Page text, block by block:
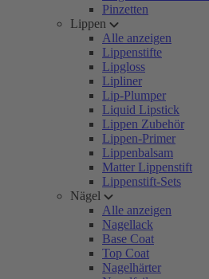
Pinzetten
Lippen
Alle anzeigen
Lippenstifte
Lipgloss
Lipliner
Lip-Plumper
Liquid Lipstick
Lippen Zubehör
Lippen-Primer
Lippenbalsam
Matter Lippenstift
Lippenstift-Sets
Nägel
Alle anzeigen
Nagellack
Base Coat
Top Coat
Nagelhärter